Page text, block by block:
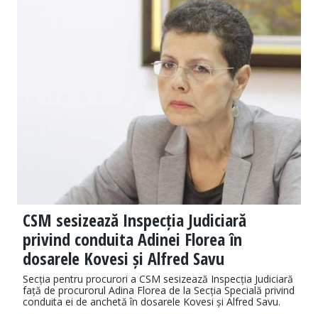
CSM sesizează Inspecția Judiciară
privind conduita Adinei Florea în
dosarele Kovesi și Alfred Savu
Secția pentru procurori a CSM sesizează Inspecția Judiciară
față de procurorul Adina Florea de la Secția Specială privind
conduita ei de anchetă în dosarele Kovesi și Alfred Savu.